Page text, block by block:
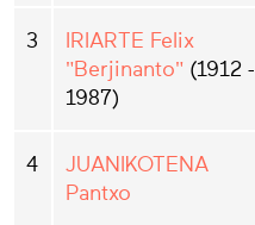
3
IRIARTE Felix
"Berjinanto" (1912 -
1987)
4
JUANIKOTENA
Pantxo